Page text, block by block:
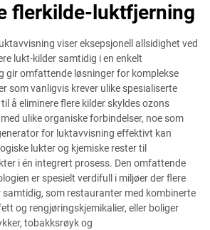
flerkilde-luktfjerning
viser eksepsjonell allsidighet ved
lukt-kilder samtidig i en enkelt
gir omfattende løsninger for komplekse
som vanligvis krever ulike spesialiserte
å eliminere flere kilder skyldes ozons
ulike organiske forbindelser, noe som
for luktavvisning effektivt kan
lukter og kjemiske rester til
i én integrert prosess. Den omfattende
er spesielt verdifull i miljøer der flere
samtidig, som restauranter med kombinerte
og rengjøringskjemikalier, eller boliger
tobakksrøyk og